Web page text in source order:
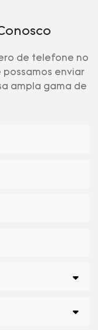
de telefone no
enviar
ampla gama de